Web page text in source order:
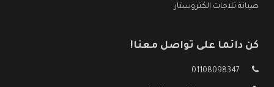
صيانة ثلاجات الكتروستار
كن دائما على تواصل معنا!
01108098347